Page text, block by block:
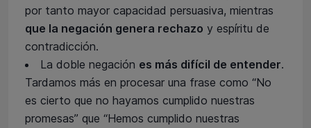
por tanto mayor capacidad persuasiva, mientras
que la negación genera rechazo y espíritu de
contradicción.
La doble negación es más difícil de entender.
Tardamos más en procesar una frase como “No
es cierto que no hayamos cumplido nuestras
promesas” que “Hemos cumplido nuestras